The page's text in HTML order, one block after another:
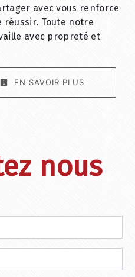
avec vous renforce
Toute notre
avec propreté et
EN SAVOIR PLUS
nous